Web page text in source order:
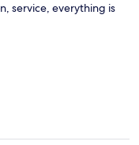
service, everything is